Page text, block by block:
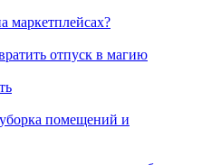
маркетплейсах?
отпуск в магию
помещений и